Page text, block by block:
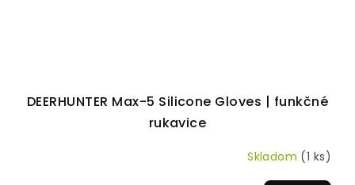
DEERHUNTER Max-5 Silicone Gloves | funkčné
rukavice
Skladom (1 ks)